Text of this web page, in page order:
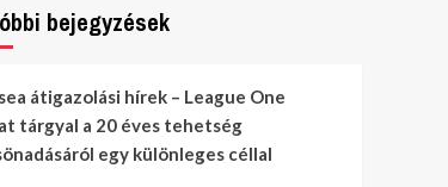
bejegyzések
átigazolási hírek – League One
tárgyal a 20 éves tehetség
egy különleges céllal